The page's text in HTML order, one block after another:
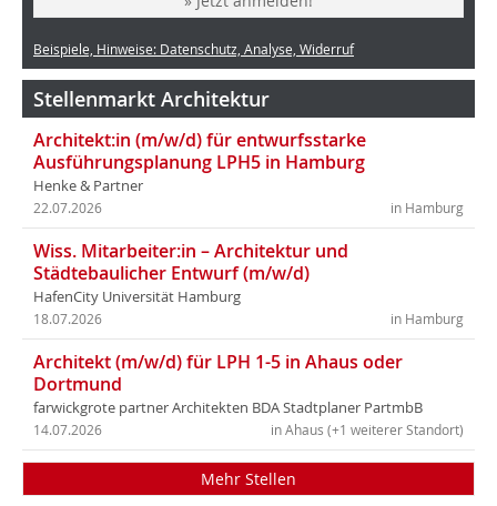
Beispiele, Hinweise: Datenschutz, Analyse, Widerruf
Stellenmarkt Architektur
Architekt:in (m/w/d) für entwurfsstarke
Ausführungsplanung LPH5 in Hamburg
Henke & Partner
in Hamburg
22.07.2026
Wiss. Mitarbeiter:in – Architektur und
Städtebaulicher Entwurf (m/w/d)
HafenCity Universität Hamburg
in Hamburg
18.07.2026
Architekt (m/w/d) für LPH 1-5 in Ahaus oder
Dortmund
farwickgrote partner Architekten BDA Stadtplaner PartmbB
in Ahaus (+1 weiterer Standort)
14.07.2026
Mehr Stellen